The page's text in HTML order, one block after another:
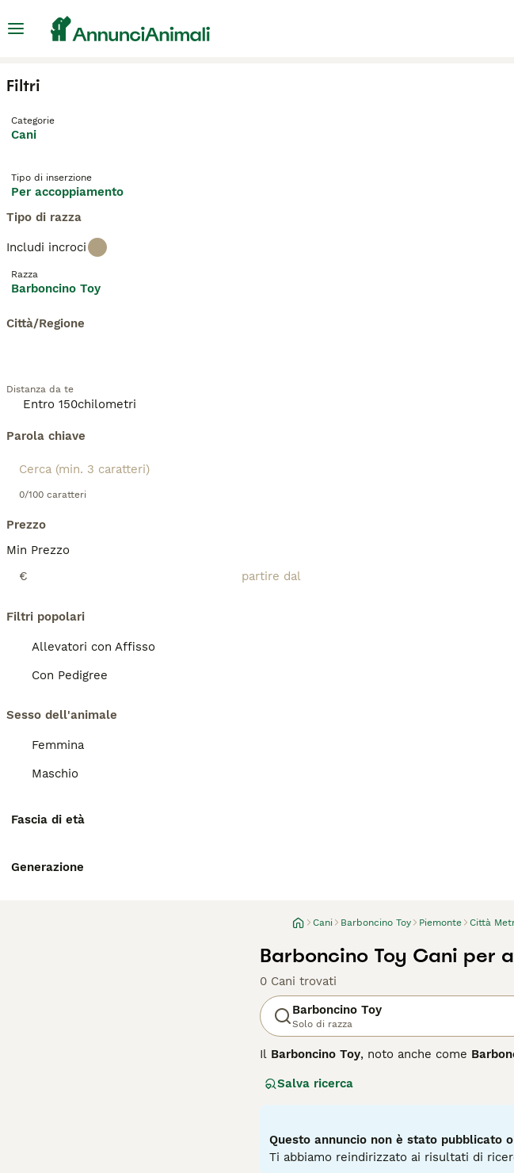
Filtri
Categorie
Cani
Tipo di inserzione
Per accoppiamento
Tipo di razza
Includi incroci
Razza
Barboncino Toy
Città/Regione
Distanza da te
Parola chiave
0/100 caratteri
Prezzo
Min Prezzo
€
Filtri popolari
Allevatori con Affisso
Con Pedigree
Sesso dell'animale
Femmina
Maschio
Fascia di età
Generazione
Cani Barboncino Toy Piemonte Città
Barboncino Toy Cani per
0 Cani trovati
Barboncino Toy
Solo di razza
Il Barboncino Toy, noto anche come
le sue dimensioni compatte, con
ideale per famiglie, anziani e persone
cittadina, ma necessita di una buona
anche "Nano" e "Barboncino". È
toelettatura professionale ogni 4-6
Salva ricerca
Questo annuncio non è stato pubblicato
Ti abbiamo reindirizzato ai risultati di